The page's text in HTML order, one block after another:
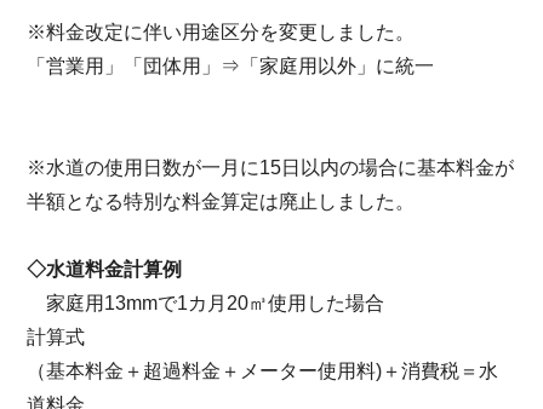
※料金改定に伴い用途区分を変更しました。
「営業用」「団体用」⇒「家庭用以外」に統一
※水道の使用日数が一月に15日以内の場合に基本料金が
半額となる特別な料金算定は廃止しました。
◇水道料金計算例
家庭用13mmで1カ月20㎥使用した場合
計算式
（基本料金＋超過料金＋メーター使用料)＋消費税＝水
道料金